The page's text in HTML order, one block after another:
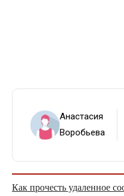
Анастасия
Воробьева
Как прочесть удаленное